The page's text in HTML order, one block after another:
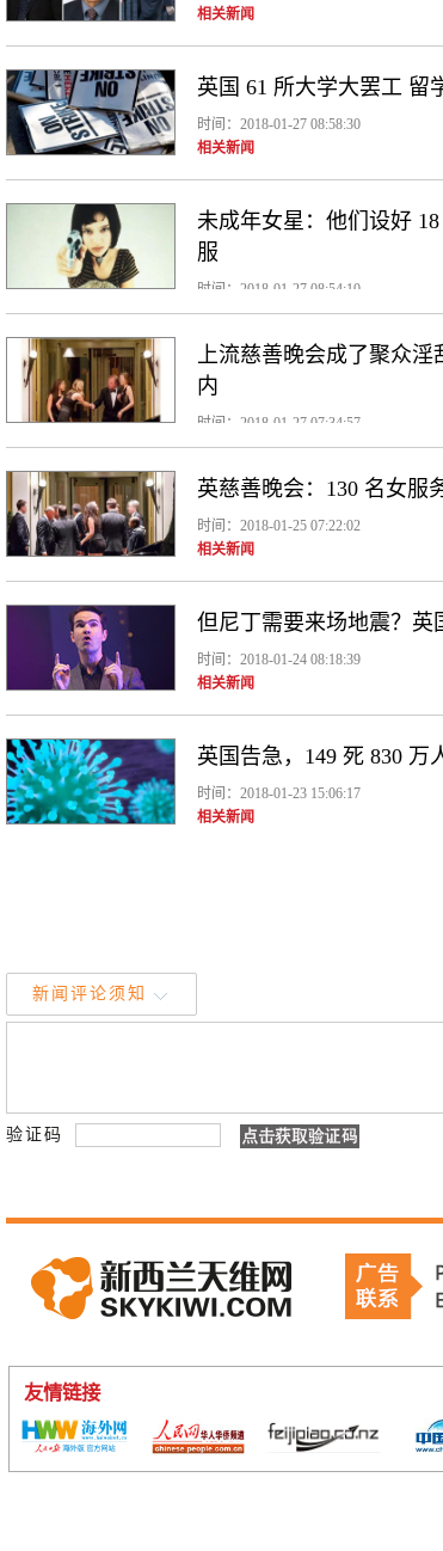
相关新闻
英国 61 所大学大罢工 留
时间：2018-01-27 08:58:30
相关新闻
未成年女星：他们设好
服
时间：2018-01-27 08:54:10
相关新闻
上流慈善晚会成了聚众
内
时间：2018-01-27 07:34:57
相关新闻
英慈善晚会：130 名女服
时间：2018-01-25 07:22:02
相关新闻
但尼丁需要来场地震？英
时间：2018-01-24 08:18:39
相关新闻
英国告急，149 死 830 万
时间：2018-01-23 15:06:17
相关新闻
新闻评论须知
验证码
友情链接